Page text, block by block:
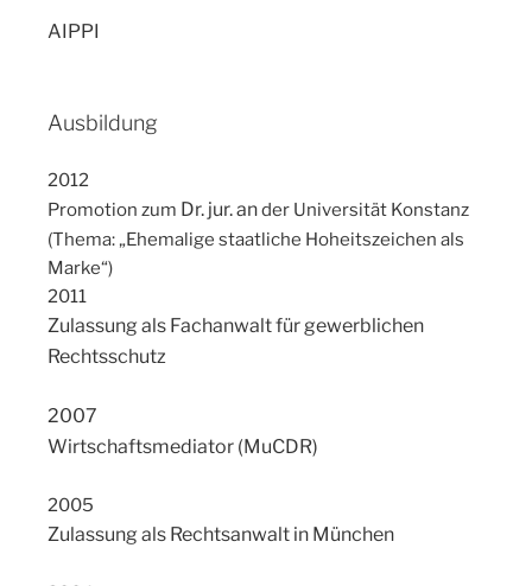
AIPPI
Ausbildung
2012
Promotion zum Dr. jur. ander Universität Konstanz
(Thema: „Ehemalige staatliche Hoheitszeichen als
Marke“)
2011
Zulassung als Fachanwalt für gewerblichen
Rechtsschutz
2007
Wirtschaftsmediator (MuCDR)
2005
Zulassung als Rechtsanwalt in München